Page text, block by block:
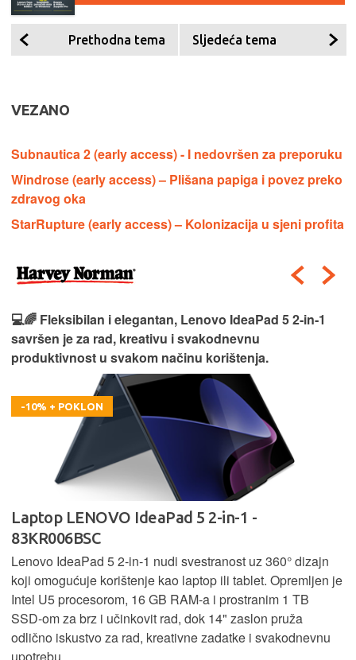
Prethodna tema Sljedeća tema
VEZANO
Subnautica 2 (early access) - I nedovršen za preporuku
Windrose (early access) – Plišana papiga i povez preko
zdravog oka
StarRupture (early access) – Kolonizacija u sjeni profita
💻🌈 Fleksibilan i elegantan, Lenovo IdeaPad 5 2‑in‑1
savršen je za rad, kreativu i svakodnevnu
produktivnost u svakom načinu korištenja.
-10% + POKLON
Laptop LENOVO IdeaPad 5 2-in-1 -
83KR006BSC
Lenovo IdeaPad 5 2‑in‑1 nudi svestranost uz 360° dizajn
koji omogućuje korištenje kao laptop ili tablet. Opremljen je
Intel U5 procesorom, 16 GB RAM-a i prostranim 1 TB
SSD‑om za brz i učinkovit rad, dok 14" zaslon pruža
odlično iskustvo za rad, kreativne zadatke i svakodnevnu